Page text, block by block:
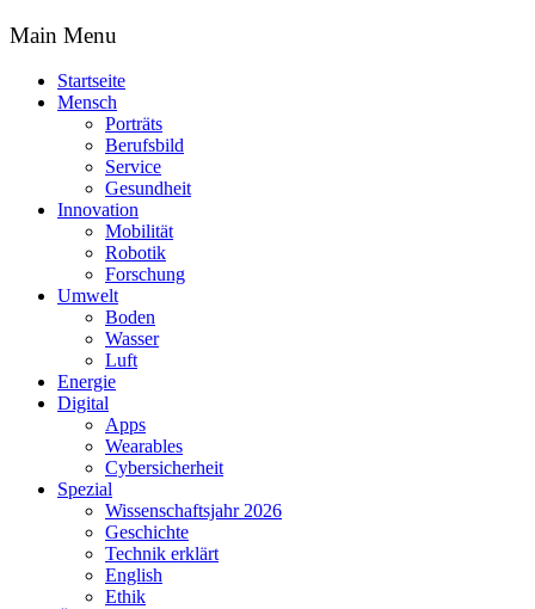
Main Menu
Startseite
Mensch
Porträts
Berufsbild
Service
Gesundheit
Innovation
Mobilität
Robotik
Forschung
Umwelt
Boden
Wasser
Luft
Energie
Digital
Apps
Wearables
Cybersicherheit
Spezial
Wissenschaftsjahr 2026
Geschichte
Technik erklärt
English
Ethik